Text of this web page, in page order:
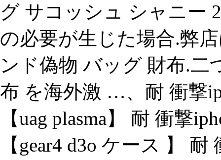
グ サコッシュ シャニー
の必要が生じた場合.弊
ンド偽物 バッグ 財布.
布 を海外激 …、耐 衝撃
【uag plasma】 耐 衝撃
【gear4 d3o ケース 】